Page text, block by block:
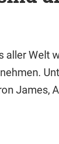
Welt
James,